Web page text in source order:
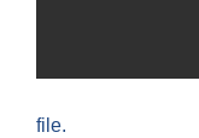
file.